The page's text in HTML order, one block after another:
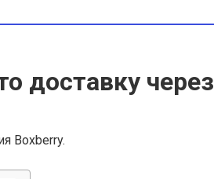
доставку через
Boxberry.